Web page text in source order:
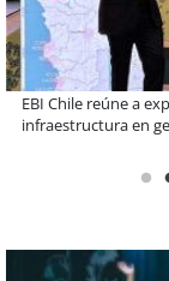
Más de 1.600
Sopraval en lo que